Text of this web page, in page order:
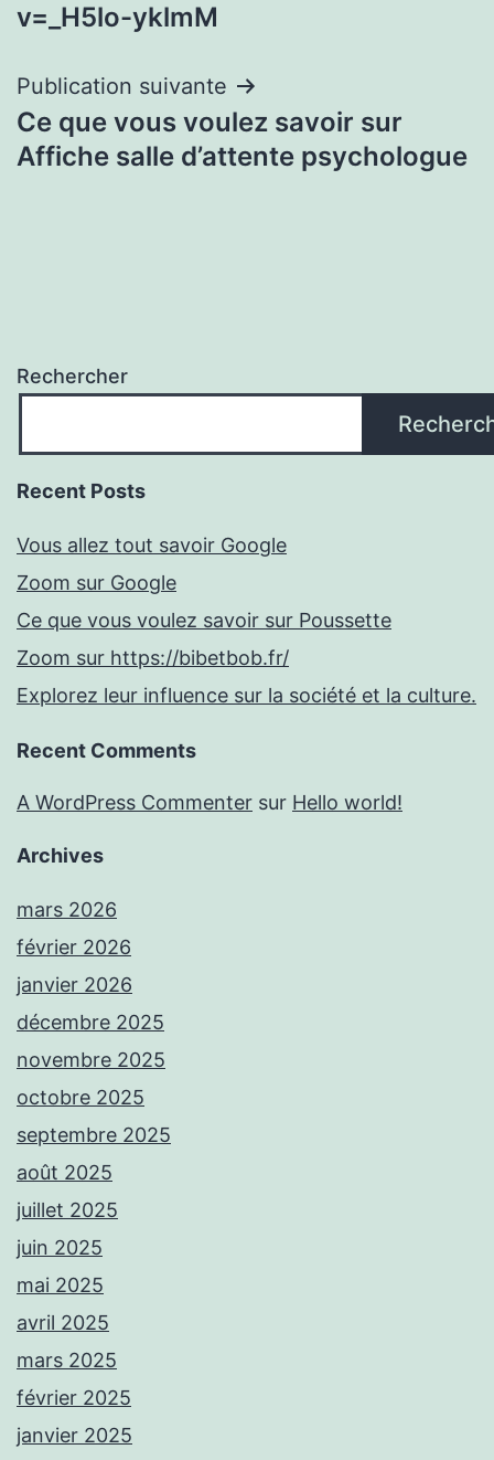
l’article
v=_H5lo-yklmM
Publication suivante
Ce que vous voulez savoir sur
Affiche salle d’attente psychologue
Rechercher
Recent Posts
Vous allez tout savoir Google
Zoom sur Google
Ce que vous voulez savoir sur Poussette
Zoom sur https://bibetbob.fr/
Explorez leur influence sur la société et la culture.
Recent Comments
A WordPress Commenter sur Hello world!
Archives
mars 2026
février 2026
janvier 2026
décembre 2025
novembre 2025
octobre 2025
septembre 2025
août 2025
juillet 2025
juin 2025
mai 2025
avril 2025
mars 2025
février 2025
janvier 2025